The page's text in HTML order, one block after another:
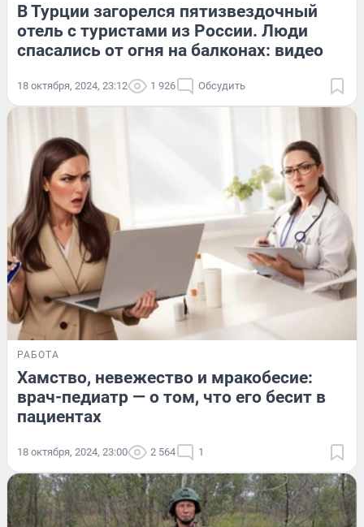
В Турции загорелся пятизвездочный
отель с туристами из России. Люди
спасались от огня на балконах: видео
18 октября, 2024, 23:12 1 926 Обсудить
РАБОТА
Хамство, невежество и мракобесие:
врач-педиатр — о том, что его бесит в
пациентах
18 октября, 2024, 23:00 2 564 1